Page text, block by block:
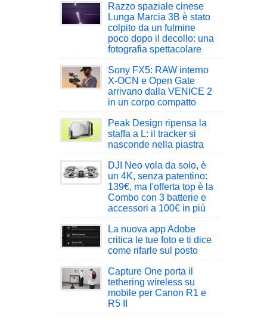
Razzo spaziale cinese
Lunga Marcia 3B è stato
colpito da un fulmine
poco dopo il decollo: una
fotografia spettacolare
Sony FX5: RAW interno
X-OCN e Open Gate
arrivano dalla VENICE 2
in un corpo compatto
Peak Design ripensa la
staffa a L: il tracker si
nasconde nella piastra
DJI Neo vola da solo, è
un 4K, senza patentino:
139€, ma l'offerta top è la
Combo con 3 batterie e
accessori a 100€ in più
La nuova app Adobe
critica le tue foto e ti dice
come rifarle sul posto
Capture One porta il
tethering wireless su
mobile per Canon R1 e
R5 II